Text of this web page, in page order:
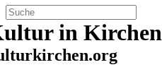
Zum
Inhalt
springen
in Kirchen